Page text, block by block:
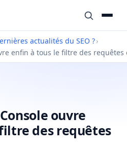
actualités du SEO ?›
enfin à tous le filtre des
ouvre
des requêtes